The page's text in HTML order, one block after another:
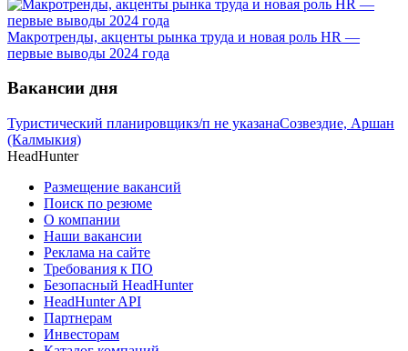
Макротренды, акценты рынка труда и новая роль HR —
первые выводы 2024 года
Вакансии дня
Туристический планировщикз/п не указанаСозвездие, Аршан
(Калмыкия)
HeadHunter
Размещение вакансий
Поиск по резюме
О компании
Наши вакансии
Реклама на сайте
Требования к ПО
Безопасный HeadHunter
HeadHunter API
Партнерам
Инвесторам